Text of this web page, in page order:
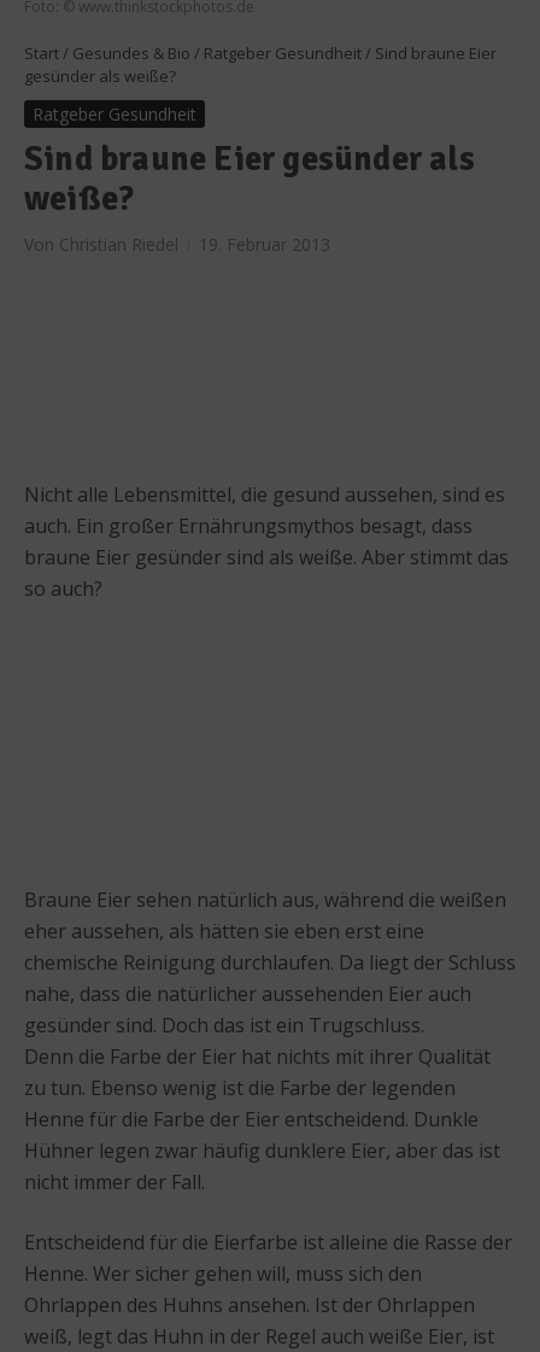
Foto: © www.thinkstockphotos.de
Start / Gesundes & Bio / Ratgeber Gesundheit / Sind braune Eier
gesünder als weiße?
Ratgeber Gesundheit
Sind braune Eier gesünder als
weiße?
Von Christian Riedel 19. Februar 2013
Nicht alle Lebensmittel, die gesund aussehen, sind es
auch. Ein großer Ernährungsmythos besagt, dass
braune Eier gesünder sind als weiße. Aber stimmt das
so auch?
Braune Eier sehen natürlich aus, während die weißen
eher aussehen, als hätten sie eben erst eine
chemische Reinigung durchlaufen. Da liegt der Schluss
nahe, dass die natürlicher aussehenden Eier auch
gesünder sind. Doch das ist ein Trugschluss.
Denn die Farbe der Eier hat nichts mit ihrer Qualität
zu tun. Ebenso wenig ist die Farbe der legenden
Henne für die Farbe der Eier entscheidend. Dunkle
Hühner legen zwar häufig dunklere Eier, aber das ist
nicht immer der Fall.
Entscheidend für die Eierfarbe ist alleine die Rasse der
Henne. Wer sicher gehen will, muss sich den
Ohrlappen des Huhns ansehen. Ist der Ohrlappen
weiß, legt das Huhn in der Regel auch weiße Eier, ist